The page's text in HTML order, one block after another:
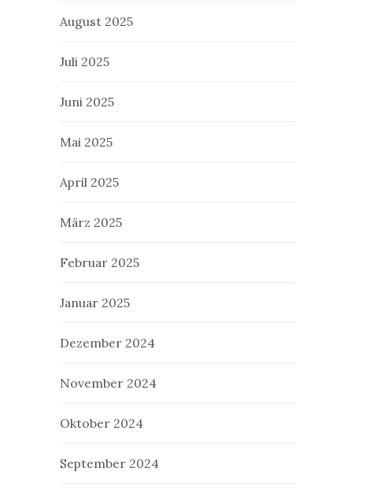
August 2025
Juli 2025
Juni 2025
Mai 2025
April 2025
März 2025
Februar 2025
Januar 2025
Dezember 2024
November 2024
Oktober 2024
September 2024